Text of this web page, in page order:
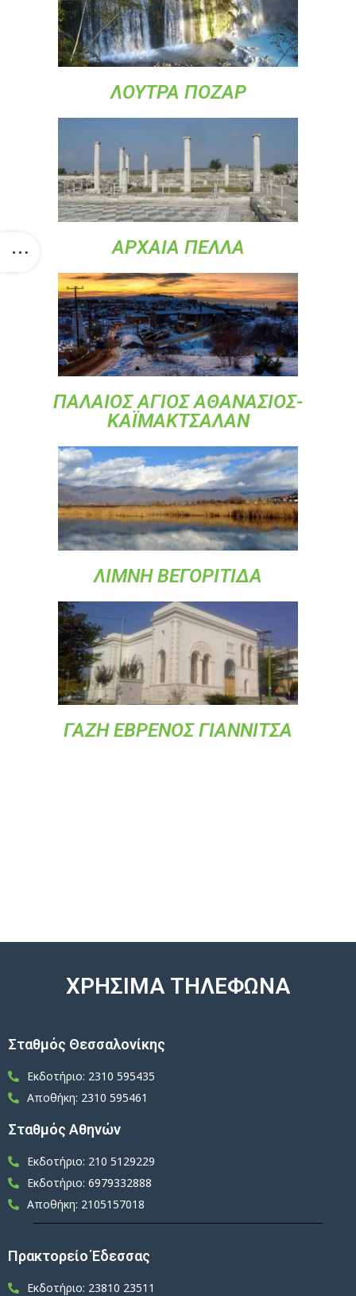
ΛΟΥΤΡΑ ΠΟΖΑΡ
ΑΡΧΑΙΑ ΠΕΛΛΑ
ΠΑΛΑΙΟΣ ΑΓΙΟΣ ΑΘΑΝΑΣΙΟΣ-
ΚΑΪΜΑΚΤΣΑΛΑΝ
ΛΙΜΝΗ ΒΕΓΟΡΙΤΙΔΑ
ΓΑΖΗ ΕΒΡΕΝΟΣ ΓΙΑΝΝΙΤΣΑ
ΧΡΗΣΙΜΑ ΤΗΛΕΦΩΝΑ
Σταθμός Θεσσαλονίκης
Εκδοτήριο: 2310 595435
Αποθήκη: 2310 595461
Σταθμός Αθηνών
Εκδοτήριο: 210 5129229
Εκδοτήριο: 6979332888
Αποθήκη: 2105157018
Πρακτορείο Έδεσσας
Εκδοτήριο: 23810 23511